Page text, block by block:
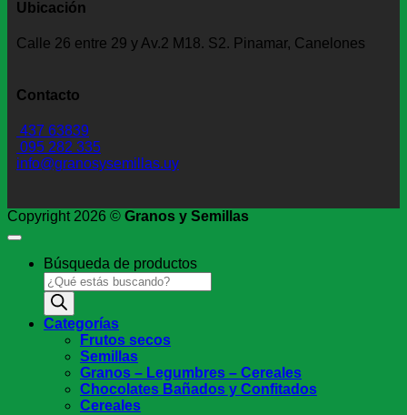
Ubicación
Calle 26 entre 29 y Av.2 M18. S2. Pinamar, Canelones
Contacto
437 63839
095 282 335
info@granosysemillas.uy
Copyright 2026 © Granos y Semillas
Búsqueda de productos
Categorías
Frutos secos
Semillas
Granos – Legumbres – Cereales
Chocolates Bañados y Confitados
Cereales